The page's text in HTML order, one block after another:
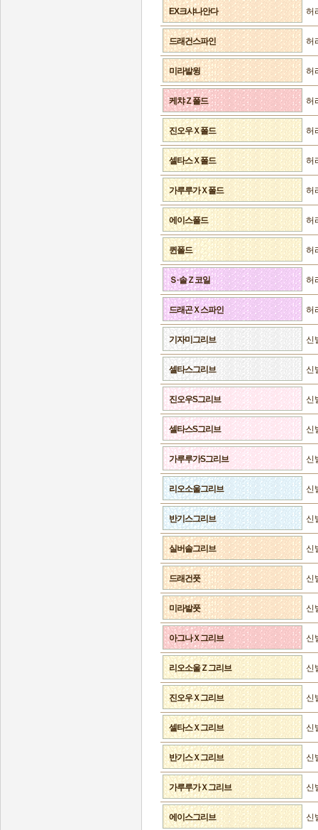
EX크샤나안다 허
드래건스파인 허
미라발윙 허
케챠Ｚ폴드 허
진오우Ｘ폴드 허
셀타스Ｘ폴드 허
가루루가Ｘ폴드 허
에이스폴드 허
퀸폴드 허
Ｓ·솔Ｚ코일 허
드래곤Ｘ스파인 허
기자미그리브 신
셀타스그리브 신
진오우S그리브 신
셀타스S그리브 신
가루루가S그리브 신
리오소울그리브 신
반기스그리브 신
실버솔그리브 신
드래건풋 신
미라발풋 신
아그나Ｘ그리브 신
리오소울Ｚ그리브 신
진오우Ｘ그리브 신
셀타스Ｘ그리브 신
반기스Ｘ그리브 신
가루루가Ｘ그리브 신
에이스그리브 신